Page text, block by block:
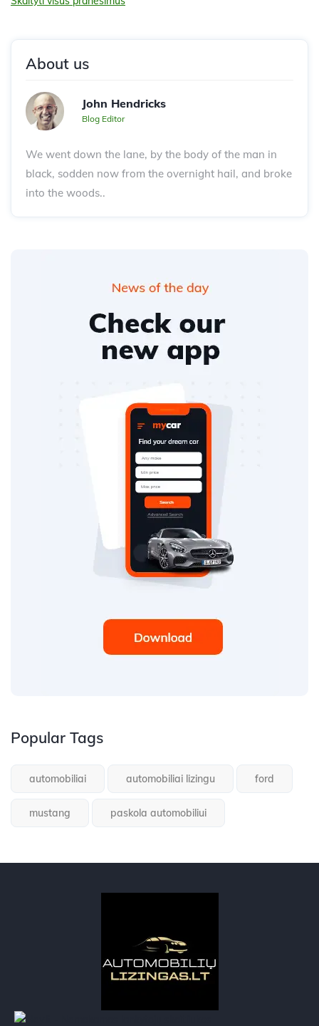
About us
John Hendricks
Blog Editor
We went down the lane, by the body of the man in
black, sodden now from the overnight hail, and broke
into the woods..
Popular Tags
automobiliai automobiliai lizingu ford
mustang paskola automobiliui